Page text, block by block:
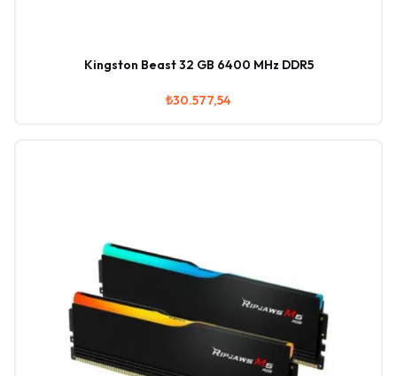
Kingston Beast 32 GB 6400 MHz DDR5
₺30.577,54